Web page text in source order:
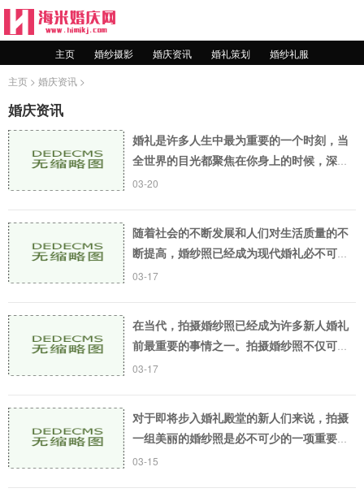
主页 婚纱摄影 婚庆资讯 婚礼策划
婚纱礼服
主页 > 婚庆资讯 >
婚庆资讯
婚礼是许多人生中最为重要的一个时刻，当
全世界的目光都聚焦在你身上的时候，深深
地祝福和祈愿也在不经意间从每个人的心中
03-20
随着社会的不断发展和人们对生活质量的不
断提高，婚纱照已经成为现代婚礼必不可少
的一部分。而对于大多数新人来说，拍婚纱
03-17
在当代，拍摄婚纱照已经成为许多新人婚礼
前最重要的事情之一。拍摄婚纱照不仅可以
纪念这个特殊的时刻，还可以发挥创意，让
03-17
对于即将步入婚礼殿堂的新人们来说，拍摄
一组美丽的婚纱照是必不可少的一项重要任
务。拍婚纱照不仅能够记录下两人之间的爱
03-15